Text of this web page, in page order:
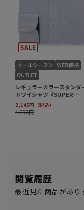
閲覧履歴
最近見た商品があり